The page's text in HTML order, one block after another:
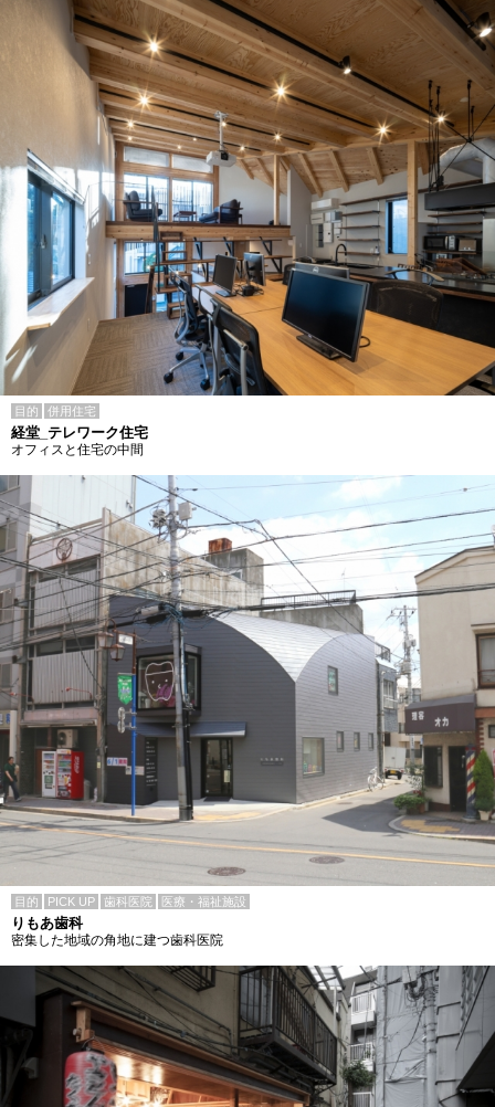
目的 併用住宅
経堂_テレワーク住宅
オフィスと住宅の中間
目的 PICK UP 歯科医院 医療・福祉施設
りもあ歯科
密集した地域の角地に建つ歯科医院